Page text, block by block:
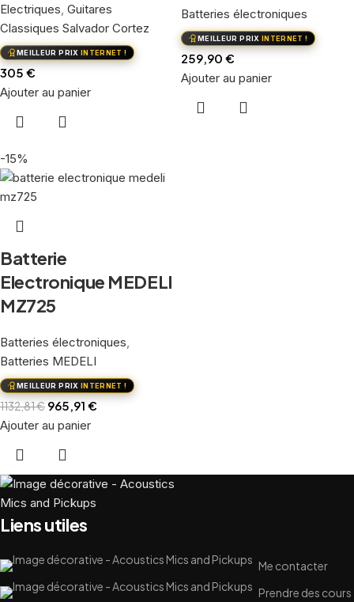
Electriques Guitares
Classiques Salvador Cortez
MEILLEUR PRIX INTERNET !
305 €
Ajouter au panier
Batteries électroniques
MEILLEUR PRIX INTERNET !
259,90 €
Ajouter au panier
-15%
Batterie
Electronique MEDELI
MZ725
Batteries électroniques
Batteries MEDELI
MEILLEUR PRIX INTERNET !
1132,81€ 965,91 €
Ajouter au panier
Liens utiles
Me contacter
Prendre des cours